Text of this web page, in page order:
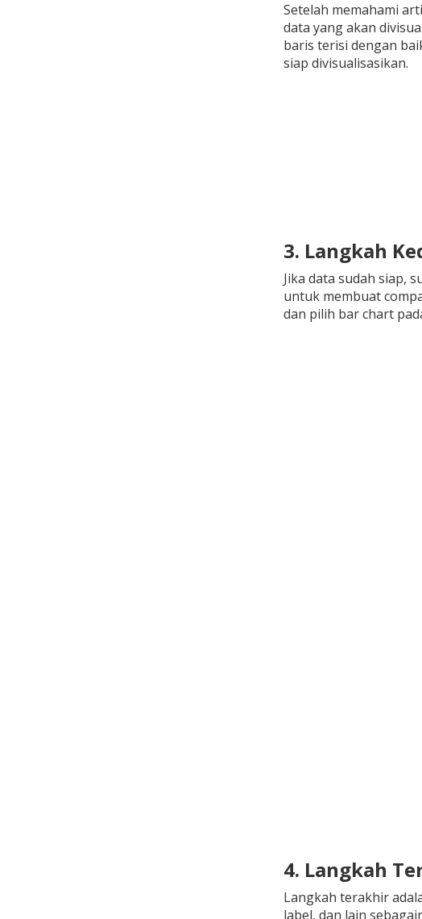
Setelah memahami
data yang akan
baris terisi dengan
siap divisualisasikan.
3. Langkah
Jika data sudah siap,
untuk membuat
dan pilih bar chart
4. Langkah
Langkah terakhir
label, dan lain